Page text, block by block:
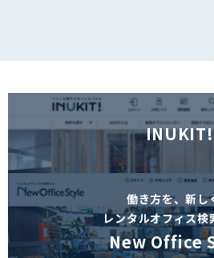
INUKIT!
働き方を、新し
レンタルオフィス検
New Office